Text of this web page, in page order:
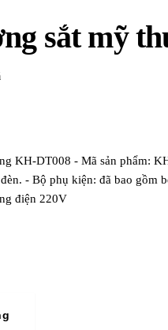
sắt mỹ
KH-DT008 - Mã sản phẩm:
- Bộ phụ kiện: đã bao gồm
điện 220V